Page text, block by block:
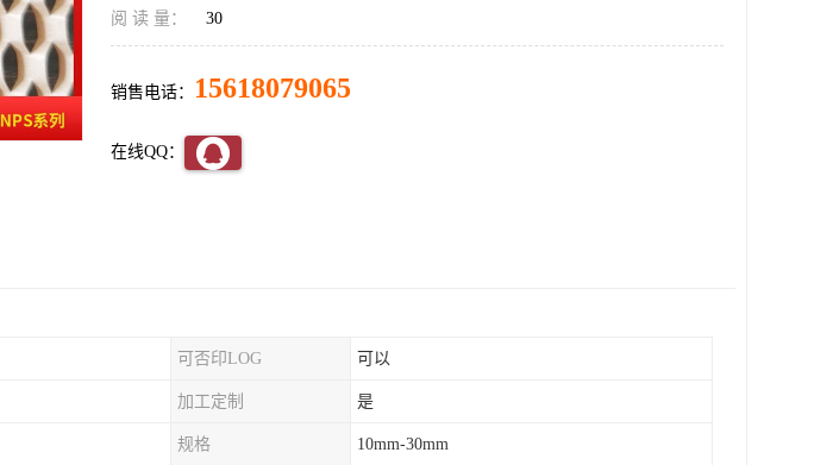
阅 读 量： 30
销售电话： 15618079065
在线QQ：
可否印LOG 可以
加工定制 是
规格 10mm-30mm